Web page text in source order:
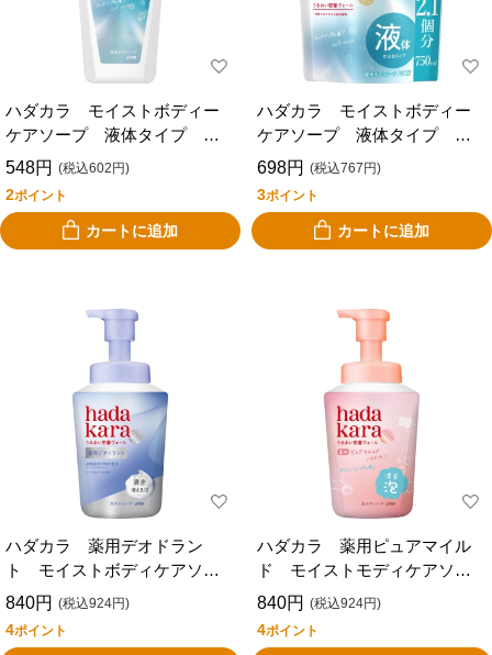
ハダカラ モイストボディー
ケアソープ 液体タイプ リ
ッチソープの香り 本体 ４
548円 (税込602円)
2ポイント
カートに追加
ハダカラ モイストボディー
ケアソープ 液体タイプ リ
ッチソープの香り 詰替
698円 (税込767円)
3ポイント
カートに追加
ハダカラ 薬用デオドラン
ト モイストボディケアソー
プ 本体 ５４０ｍｌ
840円 (税込924円)
4ポイント
ハダカラ 薬用ピュアマイル
ド モイストモディケアソー
プ 本体 ５４０ｍｌ
840円 (税込924円)
4ポイント